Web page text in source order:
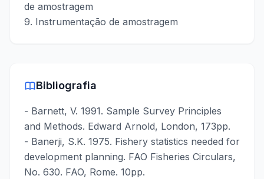
de amostragem
9. Instrumentação de amostragem
Bibliografia
- Barnett, V. 1991. Sample Survey Principles
and Methods. Edward Arnold, London, 173pp.
- Banerji, S.K. 1975. Fishery statistics needed for
development planning. FAO Fisheries Circulars,
No. 630. FAO, Rome. 10pp.